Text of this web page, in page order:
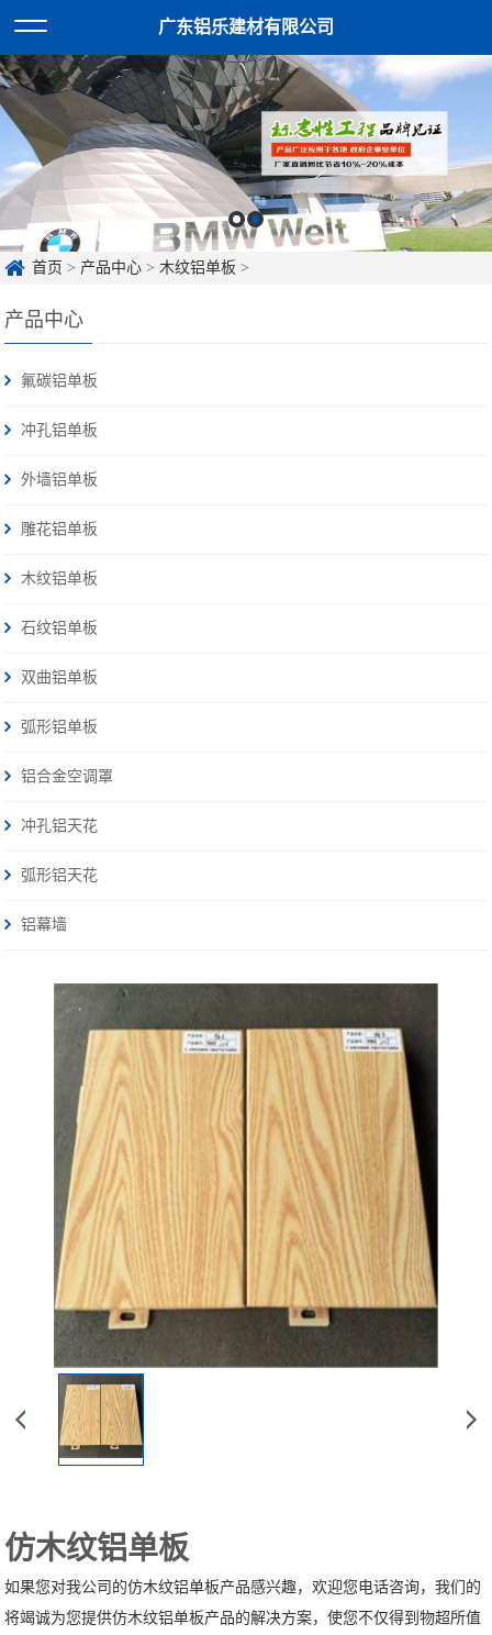
广东铝乐建材有限公司
首页 > 产品中心 >木纹铝单板 >
产品中心
氟碳铝单板
冲孔铝单板
外墙铝单板
雕花铝单板
木纹铝单板
石纹铝单板
双曲铝单板
弧形铝单板
铝合金空调罩
冲孔铝天花
弧形铝天花
铝幕墙
仿木纹铝单板
如果您对我公司的仿木纹铝单板产品感兴趣，欢迎您电话咨询，我们的
将竭诚为您提供仿木纹铝单板产品的解决方案，使您不仅得到物超所值